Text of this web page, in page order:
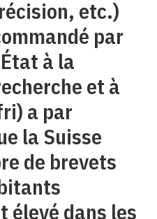
etc.)
par
à la
et à
a par
la Suisse
de brevets
dans les